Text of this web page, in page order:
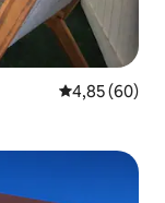
4,85 av 5 i
4,85 (60)